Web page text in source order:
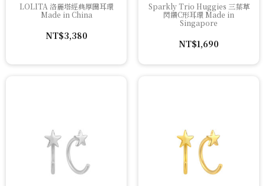
LOLITA 洛麗塔經典厚圈耳環
Made in China
NT$3,380
Sparkly Trio Huggies 三葉草
閃鑽C形耳環 Made in
Singapore
NT$1,690